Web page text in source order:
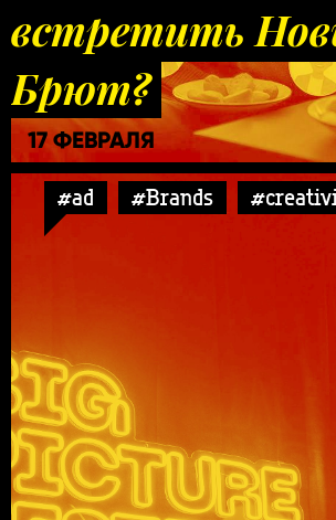
встретить
Брют?
17 ФЕВРАЛЯ
#ad #Brands